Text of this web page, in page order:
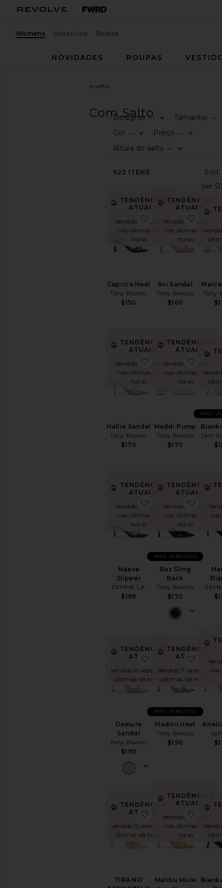
Womens Masculino Beleza
NOVIDADES
ROUPAS
Com salto
Com Salto
peças favoritas
peças favoritas
Designer—
Tamanho —
Cor —
Preço —
Altura do salto —
922 ITENS
TENDÊNCIAS
ATUAIS!
Vendido 25 vezes
nas últimas 48
horas
Caprice Heel
Tony Bianco
$150
favoritoCaprice Heel
TENDÊNCIAS
ATUAIS!
Vendido 17 vezes
nas últimas 48
horas
Avi Sandal
Tony Bianco
$160
Tony
TENDÊNCIAS
ATUAIS!
Vendido 10 vezes
nas últimas 48
horas
Hallie Sandal
Tony Bianco
$170
favoritoHallie Sandal
TENDÊNCIAS
ATUAIS!
Vendido 12 vezes
nas últimas 48
horas
Maddi Pump
Tony Bianco
$170
Sam
MAIS
TENDÊNCIAS
ATUAIS!
Vendido 13 vezes
nas últimas 48
horas
Maeve
Slipper
FEMME LA
$199
favoritoMaeve
TENDÊNCIAS
ATUAIS!
Vendido 12 vezes
nas últimas 48
horas
Baz Sling
Back
Tony Bianco
$170
MAIS VENDIDOS
nas
TENDÊNCIAS
ATUAIS!
Vendido 8 vezes nas
últimas 48 horas
Demure
Sandal
Tony Bianco
$190
favoritoDemure
TENDÊNCIAS
ATUAIS!
Vendido 7 vezes nas
últimas 48 horas
Madori Heel
Tony Bianco
$190
MAIS VENDIDOS
nas
TENDÊNCIAS
ATUAIS!
Vendido 5 vezes nas
últimas 48 horas
TIRA NO
favoritoTIRA NO
TENDÊNCIAS
ATUAIS!
Vendido 12 vezes
nas últimas 48
horas
Malibu Mule